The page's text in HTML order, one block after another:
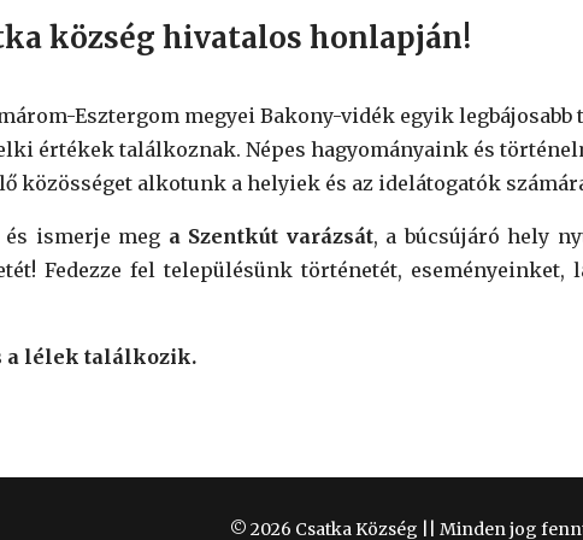
község hivatalos honlapján!
Esztergom megyei Bakony-vidék egyik legbájosabb
értékek találkoznak. Népes hagyományaink és
közösséget alkotunk a helyiek és az idelátogatók
ismerje meg a Szentkút varázsát, a búcsújáró hely
Fedezze fel településünk történetét,
a lélek találkozik.
© 2026 Csatka Község || Minden jog